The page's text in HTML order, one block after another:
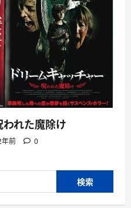
われた魔除け
年前 0